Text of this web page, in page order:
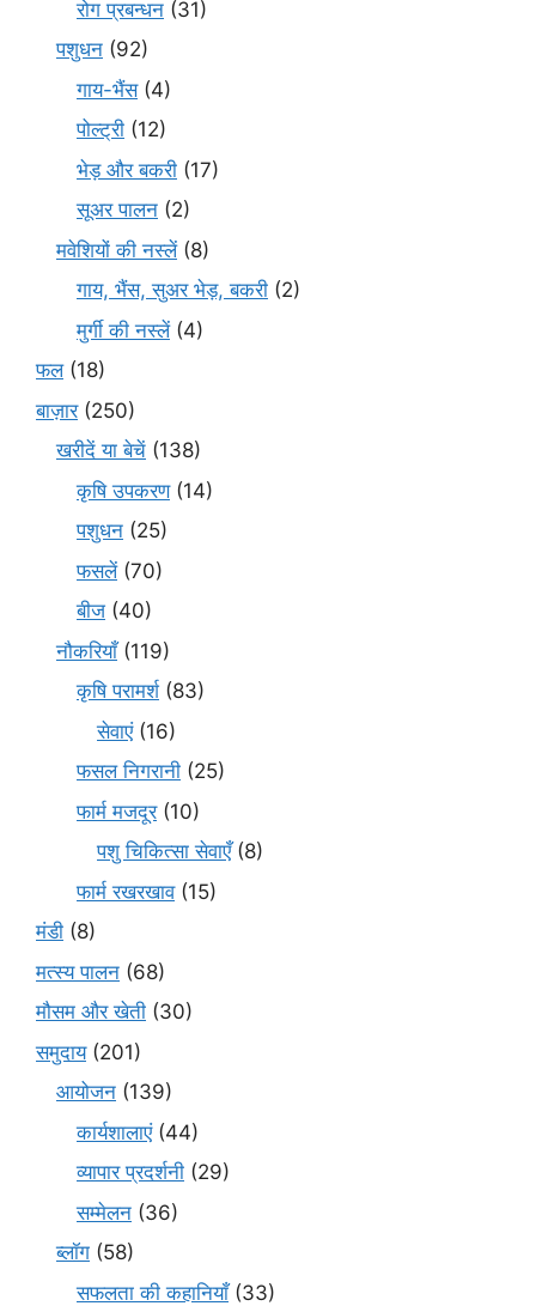
रोग प्रबन्धन (31)
पशुधन (92)
गाय-भैंस(4)
पोल्ट्री (12)
भेड़ और बकरी (17)
सूअर पालन (2)
मवेशियों की नस्लें(8)
गाय, भैंस, सुअर भेड़, बकरी (2)
मुर्गी की नस्लें(4)
फल(18)
बाज़ार(250)
खरीदें या बेचें (138)
कृषि उपकरण(14)
पशुधन (25)
फसलें(70)
बीज (40)
नौकरियाँ(119)
कृषि परामर्श(83)
सेवाएं(16)
फसल निगरानी (25)
फार्म मजदूर(10)
पशु चिकित्सा सेवाएँ(8)
फार्म रखरखाव(15)
मंडी (8)
मत्स्य पालन (68)
मौसम और खेती (30)
समुदाय(201)
आयोजन (139)
कार्यशालाएं(44)
व्यापार प्रदर्शनी (29)
सम्मेलन (36)
ब्लॉग (58)
सफलता की कहानियाँ(33)